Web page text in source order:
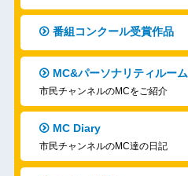
番組コンクール受賞作品
MC&パーソナリティルーム
市民チャンネルのMCをご紹介
MC Diary
市民チャンネルのMC達の日記